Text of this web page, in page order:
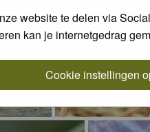
website te delen via
kan je internetgedrag
Cookie instellingen